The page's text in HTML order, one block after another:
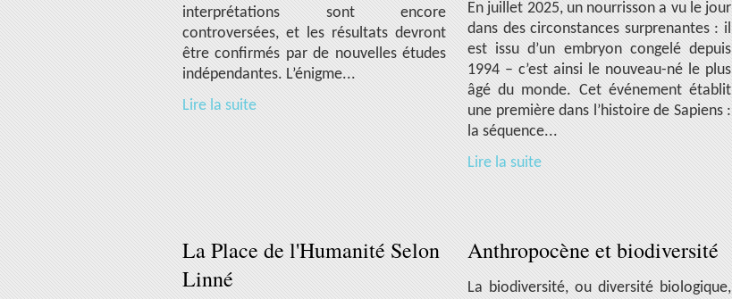
interprétations sont encore
controversées, et les résultats devront
être confirmés par de nouvelles études
indépendantes. L’énigme...
Lire la suite
En juillet 2025, un nourrisson a vu le jour
dans des circonstances surprenantes : il
est issu d’un embryon congelé depuis
1994 – c’est ainsi le nouveau-né le plus
âgé du monde. Cet événement établit
une première dans l’histoire de Sapiens :
la séquence...
Lire la suite
La Place de l'Humanité Selon
Linné
Anthropocène et biodiversité
La biodiversité, ou diversité biologique,